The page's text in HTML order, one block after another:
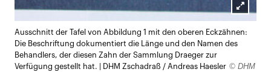
öffnen
Ausschnitt der Tafel von Abbildung 1 mit den oberen Eckzähnen:
Die Beschriftung dokumentiert die Länge und den Namen des
Behandlers, der diesen Zahn der Sammlung Draeger zur
Verfügung gestellt hat. | DHM Zschadraß / Andreas Haesler © DHM